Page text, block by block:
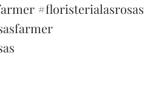
#floristerialasrosas